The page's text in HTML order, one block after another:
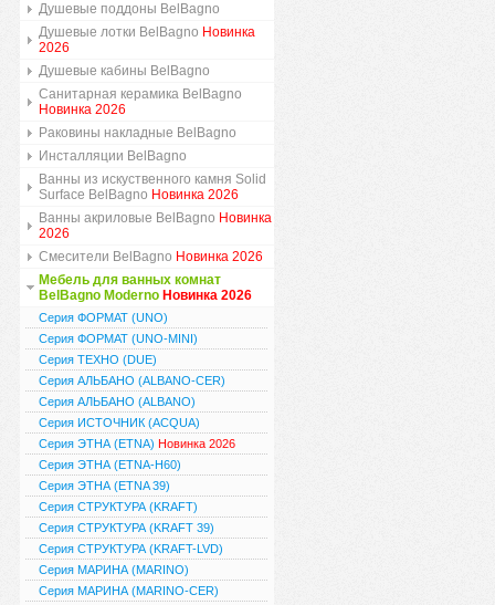
Душевые поддоны BelBagno
Душевые лотки BelBagno Новинка
2026
Душевые кабины BelBagno
Санитарная керамика BelBagno
Новинка 2026
Раковины накладные BelBagno
Инсталляции BelBagno
Ванны из искуственного камня Solid
Surface BelBagno Новинка 2026
Ванны акриловые BelBagno Новинка
2026
Смесители BelBagno Новинка 2026
Мебель для ванных комнат
BelBagno Moderno Новинка 2026
Серия ФОРМАТ (UNO)
Серия ФОРМАТ (UNO-MINI)
Серия ТЕХНО (DUE)
Серия АЛЬБАНО (ALBANO-CER)
Серия АЛЬБАНО (ALBANO)
Серия ИСТОЧНИК (ACQUA)
Серия ЭТНА (ETNA) Новинка 2026
Серия ЭТНА (ETNA-H60)
Серия ЭТНА (ETNA 39)
Серия СТРУКТУРА (KRAFT)
Серия СТРУКТУРА (KRAFT 39)
Серия СТРУКТУРА (KRAFT-LVD)
Серия МАРИНА (MARINO)
Серия МАРИНА (MARINO-CER)